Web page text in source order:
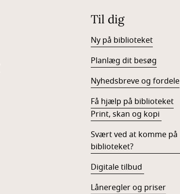
Til dig
Ny på biblioteket
Planlæg dit besøg
Nyhedsbreve og fordele
Få hjælp på biblioteket
Print, skan og kopi
Svært ved at komme på
biblioteket?
Digitale tilbud
Låneregler og priser